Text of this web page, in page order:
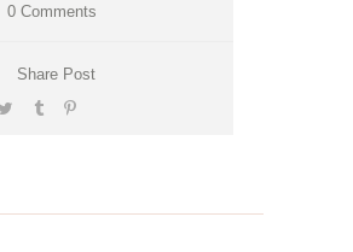
0 Comments
Share Post